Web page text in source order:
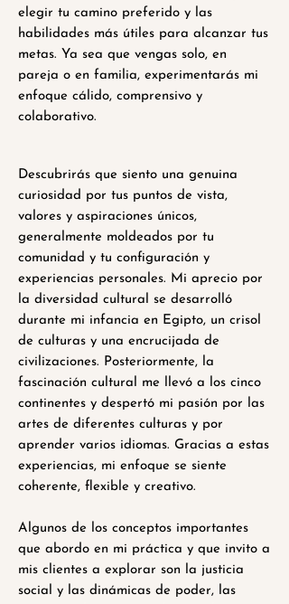
elegir tu camino preferido y las
habilidades más útiles para alcanzar tus
metas. Ya sea que vengas solo, en
pareja o en familia, experimentarás mi
enfoque cálido, comprensivo y
colaborativo.
Descubrirás que siento una genuina
curiosidad por tus puntos de vista,
valores y aspiraciones únicos,
generalmente moldeados por tu
comunidad y tu configuración y
experiencias personales. Mi aprecio por
la diversidad cultural se desarrolló
durante mi infancia en Egipto, un crisol
de culturas y una encrucijada de
civilizaciones. Posteriormente, la
fascinación cultural me llevó a los cinco
continentes y despertó mi pasión por las
artes de diferentes culturas y por
aprender varios idiomas. Gracias a estas
experiencias, mi enfoque se siente
coherente, flexible y creativo.
Algunos de los conceptos importantes
que abordo en mi práctica y que invito a
mis clientes a explorar son la justicia
social y las dinámicas de poder, las